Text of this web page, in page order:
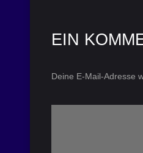
EIN
Deine E-Mail-Adresse